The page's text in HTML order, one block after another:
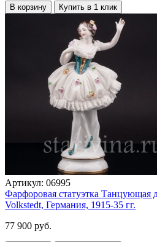
В корзину Купить в 1 клик
Артикул: 06995
Фарфоровая статуэтка Танцующая
Volkstedt, Германия, 1915-35 гг.
77 900 руб.